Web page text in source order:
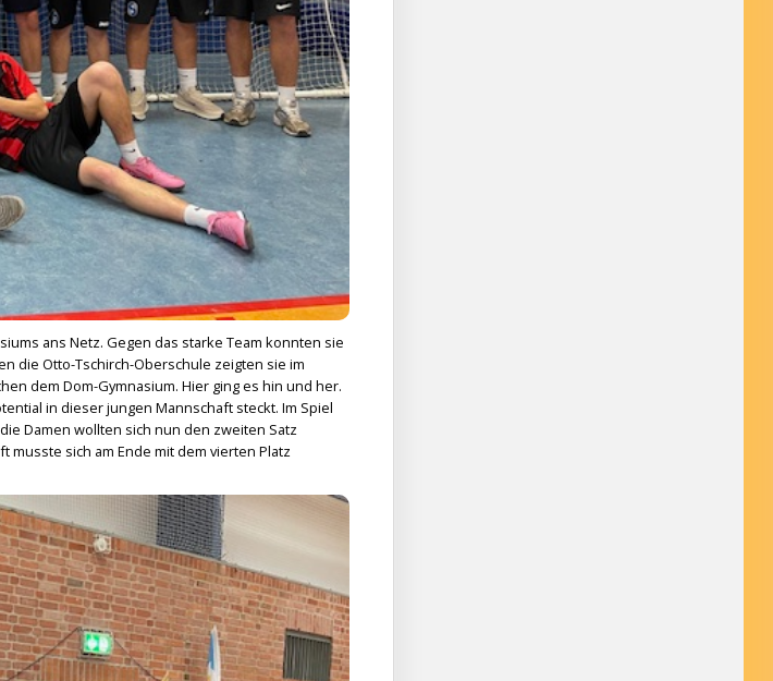
ans Netz. Gegen das starke Team konnten sie
die Otto-Tschirch-Oberschule zeigten sie im
dem Dom-Gymnasium. Hier ging es hin und her.
in dieser jungen Mannschaft steckt. Im Spiel
Damen wollten sich nun den zweiten Satz
sich am Ende mit dem vierten Platz